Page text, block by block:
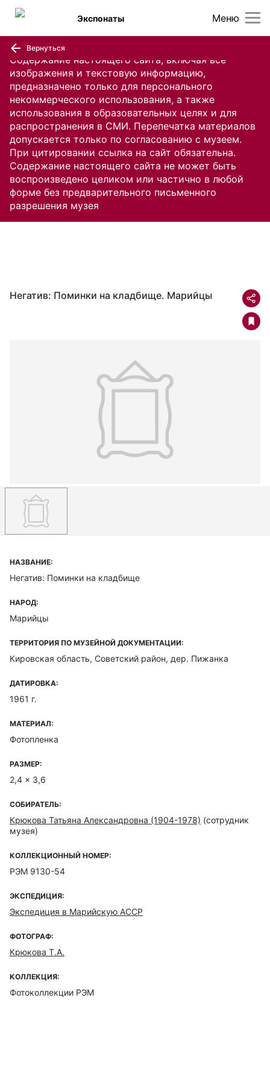
Содержание настоящего сайта, включая все
изображения и текстовую информацию,
предназначено только для персонального
некоммерческого использования, а также
использования в образовательных целях и для
распространения в СМИ. Перепечатка материалов
допускается только по согласованию с музеем.
При цитировании ссылка на сайт обязательна.
Содержание настоящего сайта не может быть
воспроизведено целиком или частично в любой
форме без предварительного письменного
разрешения музея
Меню
Экспонаты
Вернуться
Негатив: Поминки на кладбище. Марийцы
НАЗВАНИЕ:
Негатив: Поминки на кладбище
НАРОД:
Марийцы
ТЕРРИТОРИЯ ПО МУЗЕЙНОЙ ДОКУМЕНТАЦИИ:
Кировская область, Советский район, дер. Пижанка
ДАТИРОВКА:
1961 г.
МАТЕРИАЛ:
Фотопленка
РАЗМЕР:
2,4 x 3,6
СОБИРАТЕЛЬ:
Крюкова Татьяна Александровна (1904-1978) (сотрудник
музея)
КОЛЛЕКЦИОННЫЙ НОМЕР:
РЭМ 9130-54
ЭКСПЕДИЦИЯ:
Экспедиция в Марийскую АССР
ФОТОГРАФ:
Крюкова Т.А.
КОЛЛЕКЦИЯ:
Фотоколлекции РЭМ